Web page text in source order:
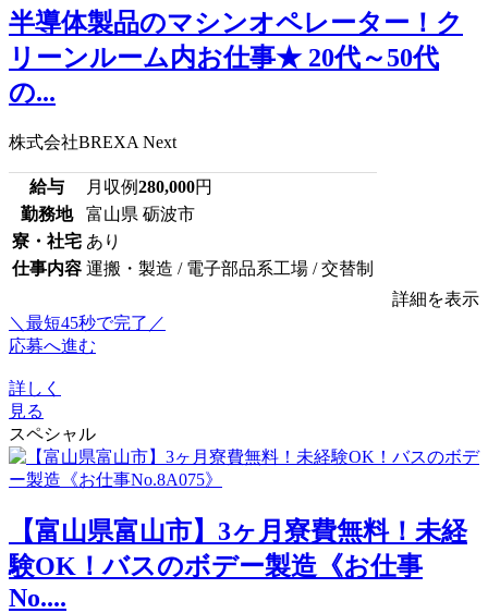
半導体製品のマシンオペレーター！ク
リーンルーム内お仕事★ 20代～50代
の...
株式会社BREXA Next
給与 月収例280,000円
勤務地
富山県 砺波市
寮・社宅 あり
仕事内容 運搬・製造 / 電子部品系工場 / 交替制
詳細を表示
＼最短45秒で完了／
応募へ進む
詳しく
見る
スペシャル
【富山県富山市】3ヶ月寮費無料！未経
験OK！バスのボデー製造《お仕事
No....